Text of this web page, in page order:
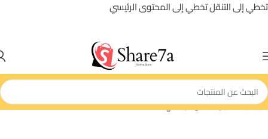
تخطي إلى التنقلتخطي إلى المحتوى الرئيسي
الرئيسية/اللون المنتج/برتقالي